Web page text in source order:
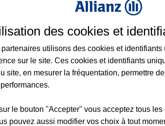
à Quissac et aux
des cookies et
partenaires utilisons des cookies et
sur le site. Ces cookies et identifiants
site, en mesurer la fréquentation, permettre
le bouton "Accepter" vous acceptez tous
pouvez aussi modifier vos choix à tout